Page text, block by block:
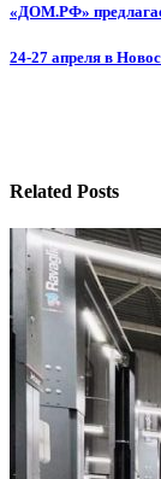
Навигация
по
«ДОМ.РФ»
24-27 апреля в
Related Posts